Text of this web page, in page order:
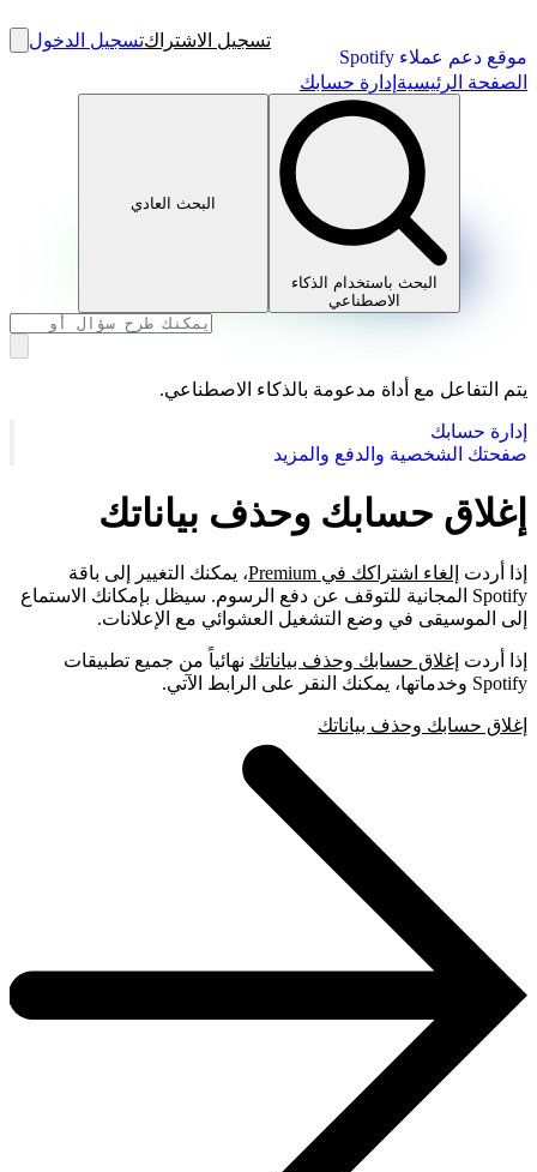
موقع دعم عملاء Spotify
تسجيل الاشتراكتسجيل الدخول
الصفحة الرئيسية إدارة حسابك
البحث باستخدام الذكاء
الاصطناعي
البحث العادي
يتم التفاعل مع أداة مدعومة بالذكاء الاصطناعي.
إدارة حسابك
صفحتك الشخصية والدفع والمزيد
إغلاق حسابك وحذف بياناتك
إذا أردت إلغاء اشتراكك في Premium
، يمكنك التغيير إلى باقة
Spotify المجانية للتوقف عن دفع الرسوم. سيظل بإمكانك الاستماع
إلى الموسيقى في وضع التشغيل العشوائي مع الإعلانات.
إذا أردت إغلاق حسابك وحذف بياناتك نهائياً من جميع تطبيقات
Spotify وخدماتها، يمكنك النقر على الرابط الآتي.
إغلاق حسابك وحذف بياناتك